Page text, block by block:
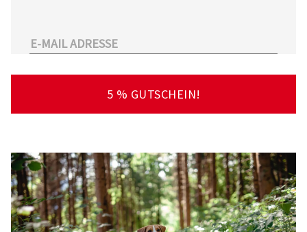
großen Anzahl an Partnertierärzten
finden – deutschlandweit!
5 % GUTSCHEIN!